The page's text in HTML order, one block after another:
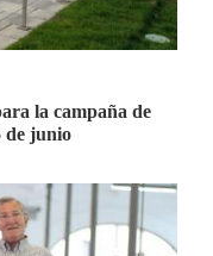
la campaña de
de junio